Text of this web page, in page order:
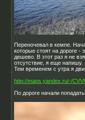
Переночевал в кемпе.
которые стоят на дороге
дешево. В этот раз я не
отсутствие, я еще напишу.
Тем временем с утра я
http://maps.yandex.ru/-/
По дороге начали